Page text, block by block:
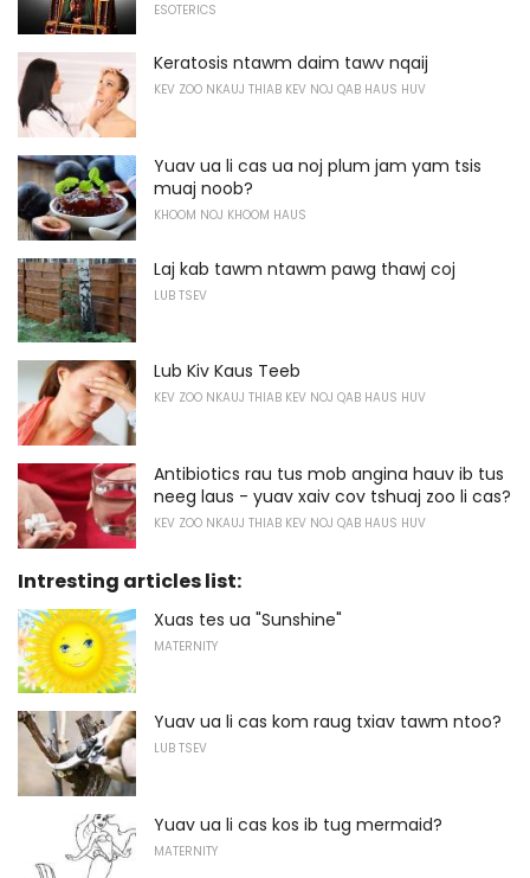
ESOTERICS
Keratosis ntawm daim tawv nqaij
KEV ZOO NKAUJ THIAB KEV NOJ QAB HAUS HUV
Yuav ua li cas ua noj plum jam yam tsis
muaj noob?
KHOOM NOJ KHOOM HAUS
Laj kab tawm ntawm pawg thawj coj
LUB TSEV
Lub Kiv Kaus Teeb
KEV ZOO NKAUJ THIAB KEV NOJ QAB HAUS HUV
Antibiotics rau tus mob angina hauv ib tus
neeg laus - yuav xaiv cov tshuaj zoo li cas?
KEV ZOO NKAUJ THIAB KEV NOJ QAB HAUS HUV
Intresting articles list:
Xuas tes ua "Sunshine"
MATERNITY
Yuav ua li cas kom raug txiav tawm ntoo?
LUB TSEV
Yuav ua li cas kos ib tug mermaid?
MATERNITY